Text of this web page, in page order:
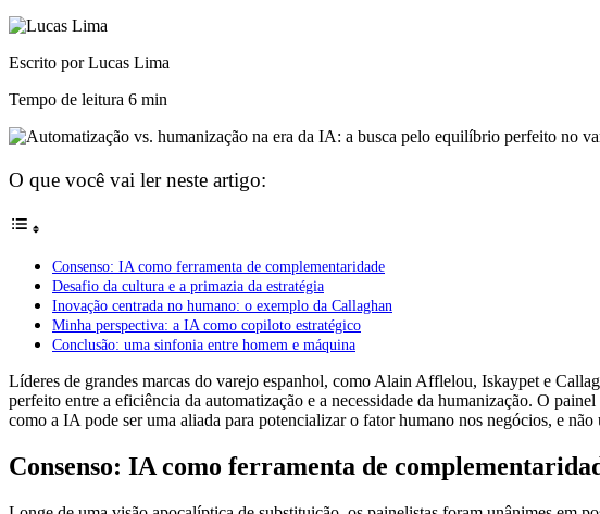
Escrito por Lucas Lima
Tempo de leitura 6 min
O que você vai ler neste artigo:
Consenso: IA como ferramenta de complementaridade
Desafio da cultura e a primazia da estratégia
Inovação centrada no humano: o exemplo da Callaghan
Minha perspectiva: a IA como copiloto estratégico
Conclusão: uma sinfonia entre homem e máquina
Líderes de grandes marcas do varejo espanhol, como Alain Afflelou, Iskaypet e
perfeito entre a eficiência da automatização e a necessidade da humanização. O
como a IA pode ser uma aliada para potencializar o fator humano nos negócios, e não
Consenso: IA como ferramenta de